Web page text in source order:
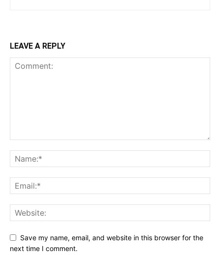
LEAVE A REPLY
Save my name, email, and website in this browser for the
next time I comment.